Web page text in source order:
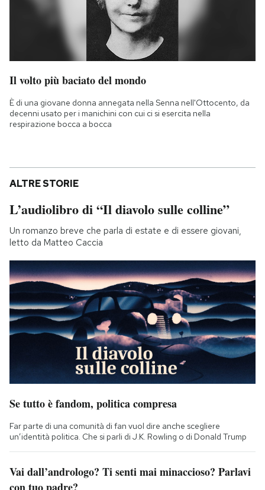
Il volto più baciato del mondo
È di una giovane donna annegata nella Senna nell'Ottocento, da
decenni usato per i manichini con cui ci si esercita nella
respirazione bocca a bocca
ALTRE STORIE
L’audiolibro di “Il diavolo sulle colline”
Un romanzo breve che parla di estate e di essere giovani,
letto da Matteo Caccia
Se tutto è fandom, politica compresa
Far parte di una comunità di fan vuol dire anche scegliere
un’identità politica. Che si parli di J.K. Rowling o di Donald Trump
Vai dall’andrologo? Ti senti mai minaccioso? Parlavi